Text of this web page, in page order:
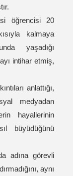
öğrencisi 20
kalmaya
yaşadığı
intihar etmiş,
anlattığı,
medyadan
hayallerinin
büyüdüğünü
adına görevli
aynı